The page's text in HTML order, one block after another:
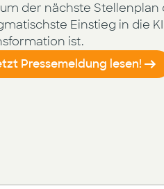
der nächste Stellenplan
Einstieg in die
ist.
Pressemeldung lesen!